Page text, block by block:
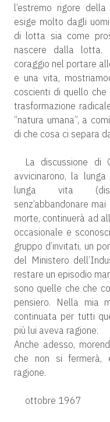
l’estremo rigore
esige molto dagli
di lotta sia come
nascere dalla
coraggio nel portare
e una vita,
coscienti di quello che
trasformazione
“natura umana”, a
di che cosa ci separa
La discussione di
avvicinarono, la
lunga vita
senz’abbandonare
morte, continuerà ad
occasionale e
gruppo d’invitati, un
del Ministero
restare un episodio
sono quelle che che
pensiero. Nella mia
continuata per tutti
più lui aveva ragione.
Anche adesso,
che non si fermerà,
ragione.
ottobre 1967